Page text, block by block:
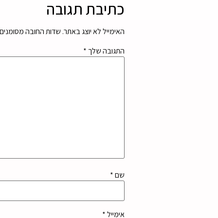
כתיבת תגובה
האימייל לא יוצג באתר. שדות החובה
התגובה שלך *
שם*
אימייל*